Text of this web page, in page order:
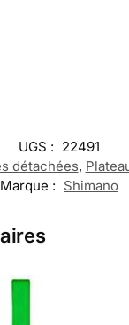
UGS : 22491
détachées,
Marque : Shimano